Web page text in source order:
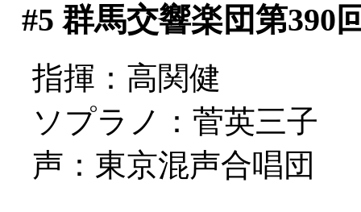
#5 群馬交響楽団第390
指揮：高関健
ソプラノ：菅英三子
声：東京混声合唱団